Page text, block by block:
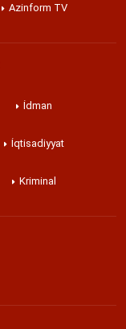
Azinform TV
İdman
İqtisadiyyat
Kriminal